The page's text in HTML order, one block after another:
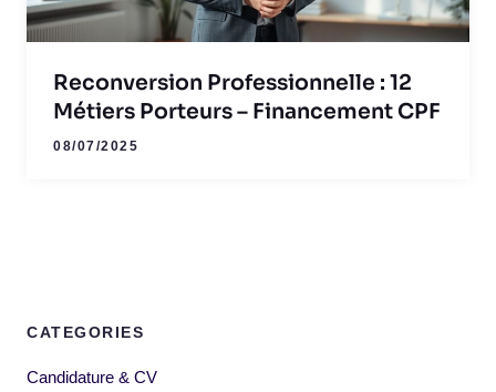
Reconversion Professionnelle : 12
Métiers Porteurs – Financement CPF
08/07/2025
CATEGORIES
Candidature & CV